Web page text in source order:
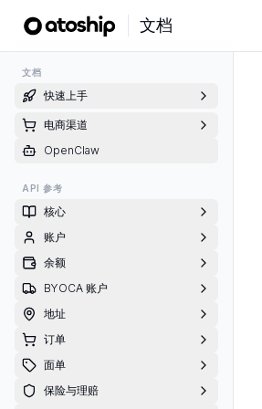
文档
快速上手
电商渠道
OpenClaw
API 参考
核心
账户
余额
BYOCA 账户
地址
订单
面单
保险与理赔
文档